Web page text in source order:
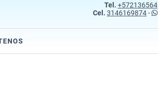
Tel. +572136564
Cel. 3146169874-